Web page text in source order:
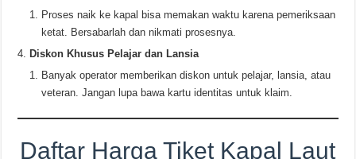
Proses naik ke kapal bisa memakan waktu karena pemeriksaan
ketat. Bersabarlah dan nikmati prosesnya.
Diskon Khusus Pelajar dan Lansia
Banyak operator memberikan diskon untuk pelajar, lansia, atau
veteran. Jangan lupa bawa kartu identitas untuk klaim.
Daftar Harga Tiket Kapal Laut